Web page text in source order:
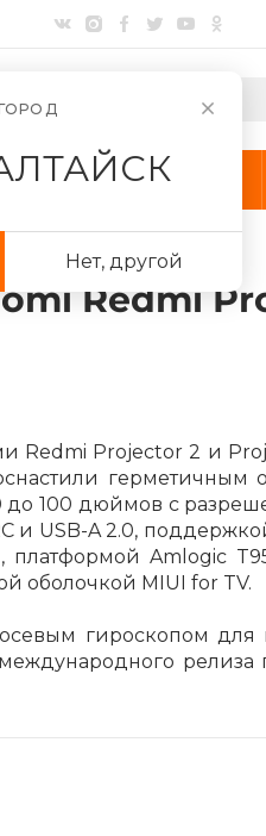
Нет, другой
КОМПАНИЯ
Projector 2
Redmi
Redmi Projector 2 и
герметичным
до 100 дюймов с
и USB-A 2.0,
платформой Amlogic
оболочкой MIUI for TV.
гироскопом для
релиза